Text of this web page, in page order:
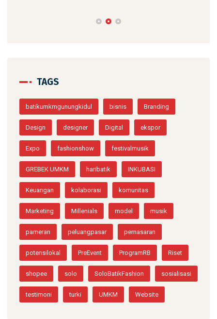
TAGS
batikumkmgunungkidul bisnis Branding
Design designer Digital ekspor
Expo fashionshow festivalmusik
GREBEK UMKM haribatik INKUBASI
Keuangan kolaborasi komunitas
Marketing Millenials model musik
pameran peluangpasar pemasaran
potensilokal PreEvent ProgramRB Riset
shopee solo SoloBatikFashion sosialisasi
testimoni turki UMKM Website